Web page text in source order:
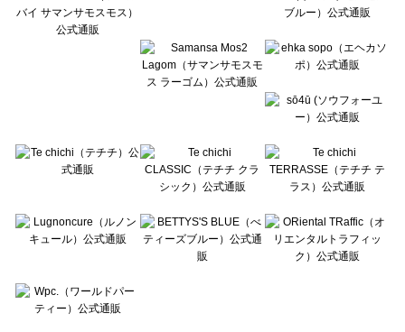
Wpc.（ワールドパーティー）の一覧